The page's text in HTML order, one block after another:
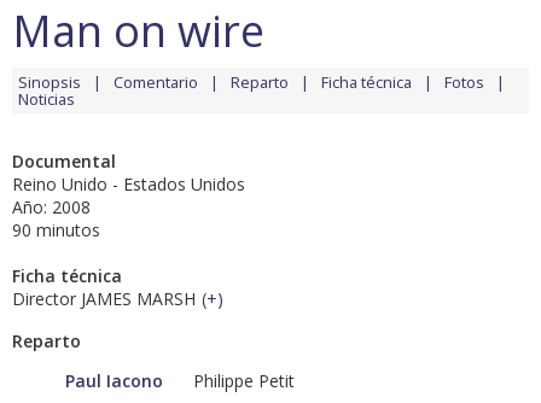
Man on wire
Sinopsis Comentario Reparto Ficha técnica Fotos
Noticias
Documental
Reino Unido - Estados Unidos
Año: 2008
90 minutos
Ficha técnica
Director JAMES MARSH (+)
Reparto
Paul Iacono
Philippe Petit